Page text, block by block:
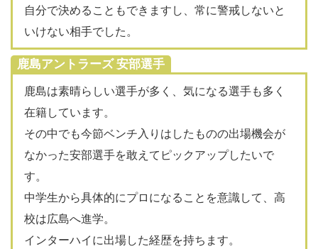
自分で決めることもできますし、常に警戒しないと
いけない相手でした。
鹿島アントラーズ 安部選手
鹿島は素晴らしい選手が多く、気になる選手も多く
在籍しています。
その中でも今節ベンチ入りはしたものの出場機会が
なかった安部選手を敢えてピックアップしたいで
す。
中学生から具体的にプロになることを意識して、高
校は広島へ進学。
インターハイに出場した経歴を持ちます。